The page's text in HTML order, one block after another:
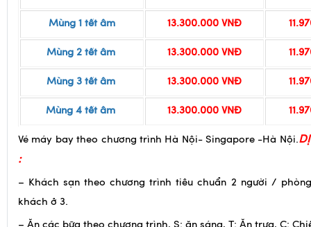
– Khách sạn theo chương trình tiêu chuẩn 2 người /
khách ở 3.
– Ăn các bữa theo chương trình, S: ăn sáng, T: Ăn trưa, C: